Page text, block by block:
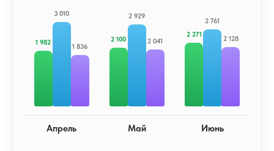
1 982
3 010
1 836
Апрель
2 100
2 929
2 041
Май
2 271
2 761
2 128
Июнь